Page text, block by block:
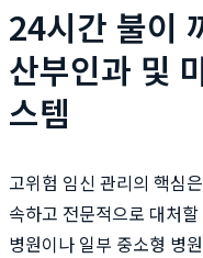
24시간 불이
산부인과 및
스템
고위험 임신 관리의 핵심
속하고 전문적으로 대처
병원이나 일부 중소형 병